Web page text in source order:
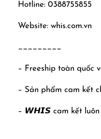
Hotline: 0388755855
Website: whis.com.vn
_________
– Freeship toàn quốc
– Sản phẩm cam kết
– 𝙒𝙃𝙄𝙎 cam kết luôn